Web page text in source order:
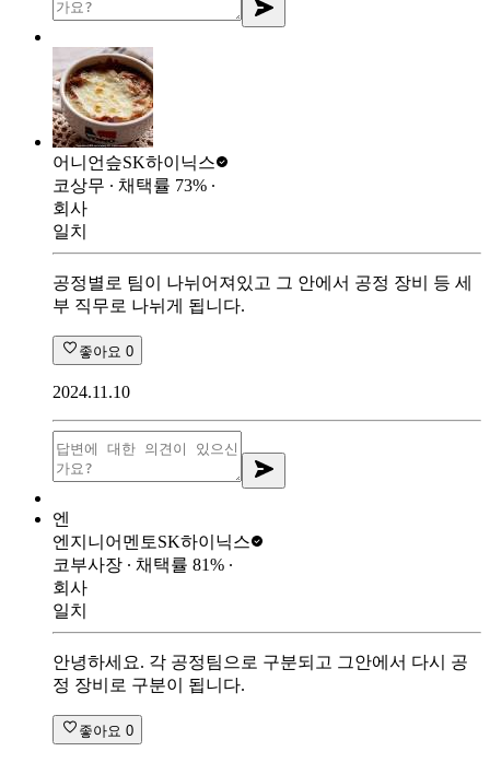
어니언슾SK하이닉스
코상무 ∙ 채택률 73% ∙
회사
일치
공정별로 팀이 나뉘어져있고 그 안에서 공정 장비 등 세
부 직무로 나뉘게 됩니다.
좋아요 0
2024.11.10
엔
엔지니어멘토SK하이닉스
코부사장 ∙ 채택률 81% ∙
회사
일치
안녕하세요. 각 공정팀으로 구분되고 그안에서 다시 공
정 장비로 구분이 됩니다.
좋아요 0